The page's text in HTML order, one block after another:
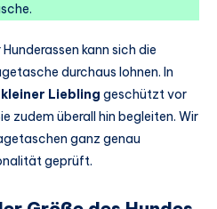
kann sich die
durchaus lohnen. In
kleiner Liebling geschützt vor
zudem überall hin begleiten. Wir
ganz genau
geprüft.